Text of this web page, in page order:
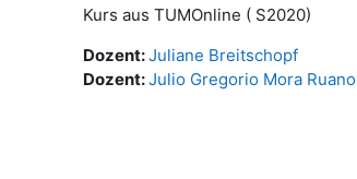
Kurs aus TUMOnline ( S2020)
Dozent:Juliane Breitschopf
Dozent:Julio Gregorio Mora Ruano